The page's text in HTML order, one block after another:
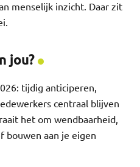
menselijk inzicht. Daar zit
jou?
tijdig anticiperen,
centraal blijven
het om wendbaarheid,
bouwen aan je eigen